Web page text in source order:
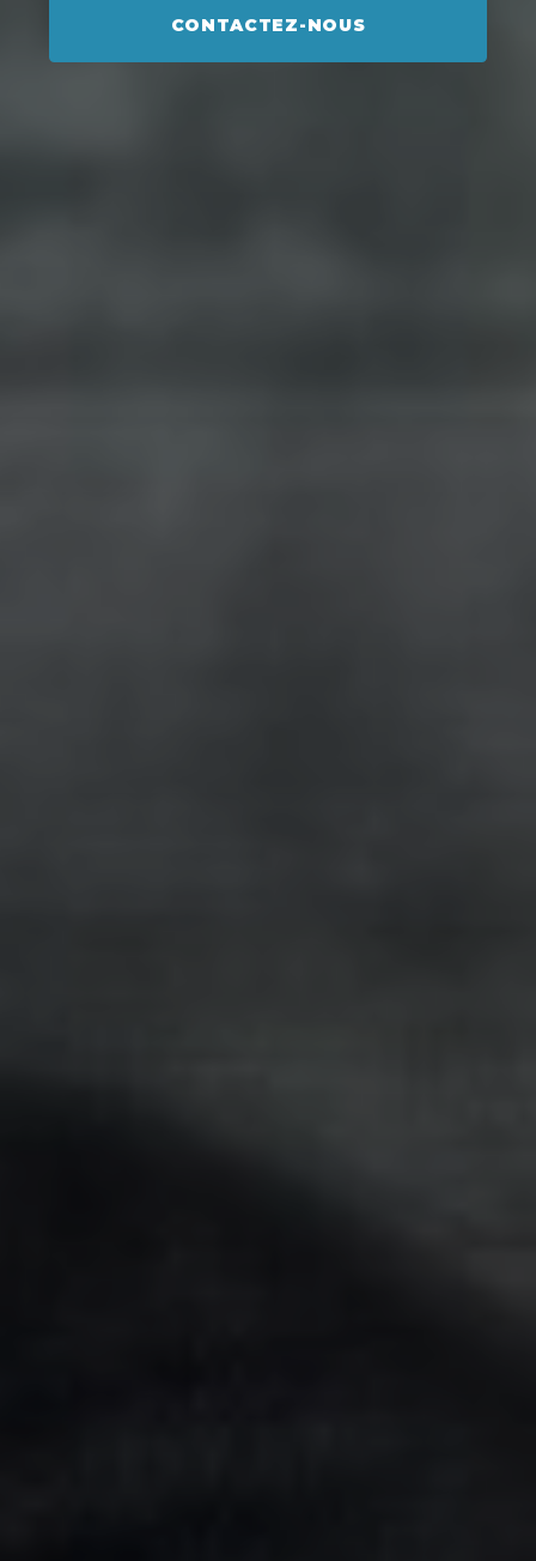
CONTACTEZ-NOUS